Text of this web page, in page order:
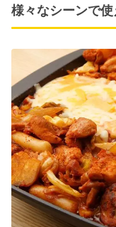
様々なシーンで